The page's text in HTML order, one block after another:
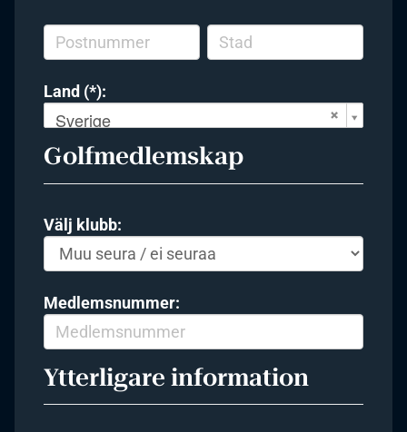
Land (*):
Sverige
Golfmedlemskap
Välj klubb:
Medlemsnummer:
Ytterligare information